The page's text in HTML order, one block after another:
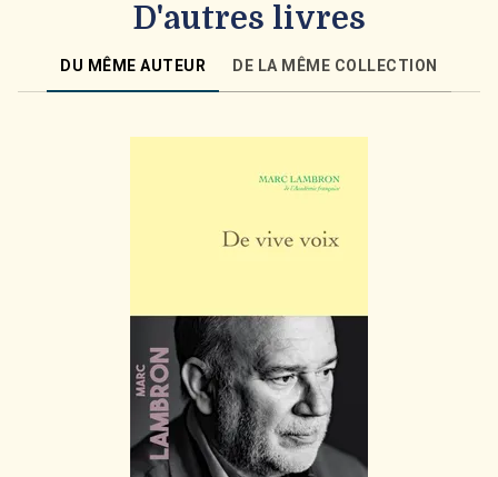
D'autres livres
DU MÊME AUTEUR DE LA MÊME COLLECTION